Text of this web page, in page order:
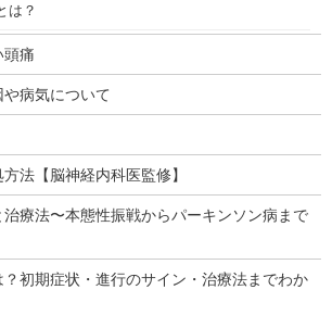
は？
頭痛
病気について
法【脳神経内科医監修】
治療法〜本態性振戦からパーキンソン病まで
初期症状・進行のサイン・治療法までわか